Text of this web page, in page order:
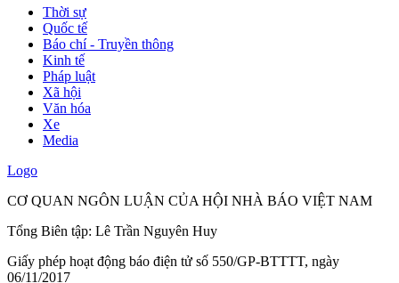
Thời sự
Quốc tế
Báo chí - Truyền thông
Kinh tế
Pháp luật
Xã hội
Văn hóa
Xe
Media
Logo
CƠ QUAN NGÔN LUẬN CỦA HỘI NHÀ BÁO VIỆT NAM
Tổng Biên tập: Lê Trần Nguyên Huy
Giấy phép hoạt động báo điện tử số 550/GP-BTTTT, ngày
06/11/2017